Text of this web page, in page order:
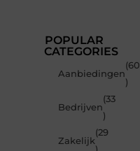
POPULAR
CATEGORIES
Aanbiedingen
(60
)
Bedrijven
(33
)
Zakelijk
(29